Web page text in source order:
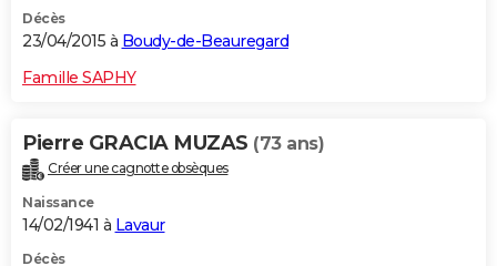
Décès
23/04/2015 à Boudy-de-Beauregard
Famille SAPHY
Pierre GRACIA MUZAS (73 ans)
Créer une cagnotte obsèques
Naissance
14/02/1941 à Lavaur
Décès